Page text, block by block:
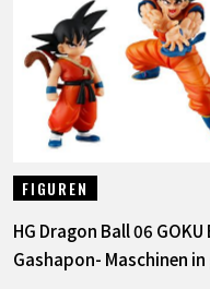
FIGUREN
HG Dragon Ball 06
Gashapon- Maschinen